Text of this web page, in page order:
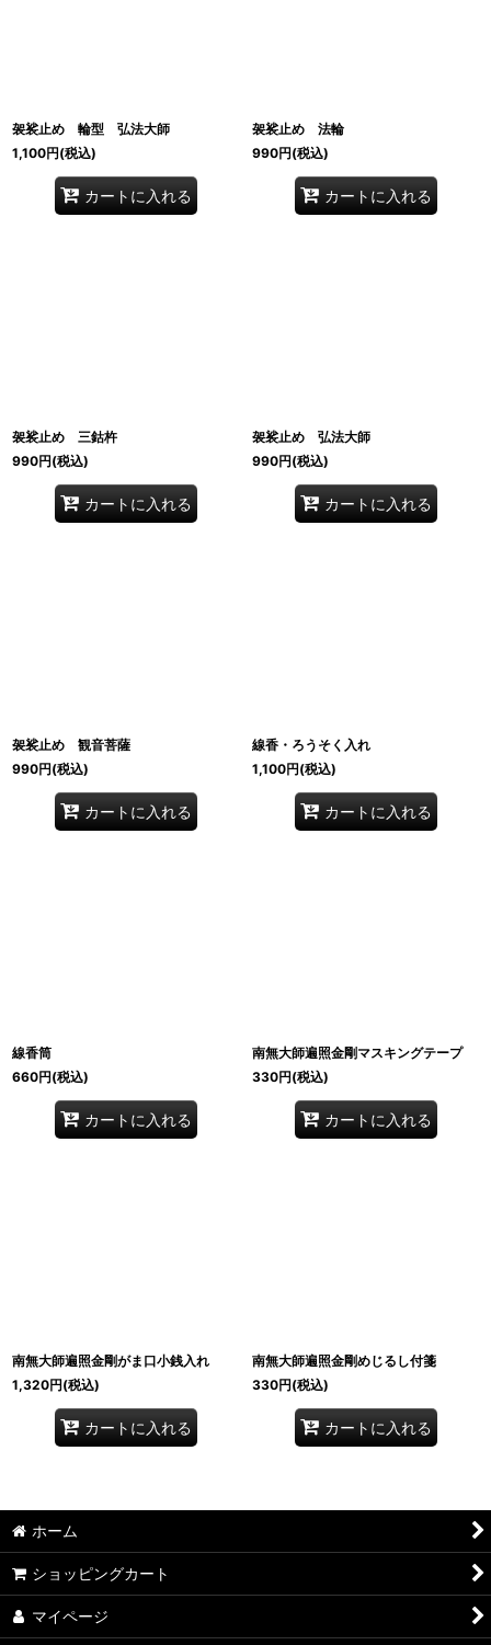
袈裟止め 輪型 弘法大師
1,100円(税込)
カートに入れる
袈裟止め 法輪
990円(税込)
カートに入れる
袈裟止め 三鈷杵
990円(税込)
カートに入れる
袈裟止め 弘法大師
990円(税込)
カートに入れる
袈裟止め 観音菩薩
990円(税込)
カートに入れる
線香・ろうそく入れ
1,100円(税込)
カートに入れる
線香筒
660円(税込)
カートに入れる
南無大師遍照金剛マスキングテープ
330円(税込)
カートに入れる
南無大師遍照金剛がま口小銭入れ
1,320円(税込)
カートに入れる
南無大師遍照金剛めじるし付箋
330円(税込)
カートに入れる
ホーム
ショッピングカート
マイページ